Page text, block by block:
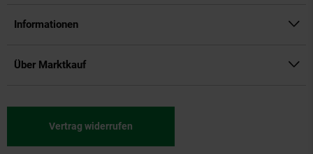
Informationen
Über Marktkauf
Vertrag widerrufen